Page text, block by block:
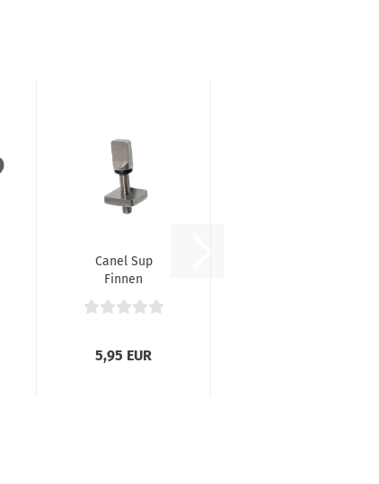
Canel Sup
Finnen
Schraube
5,95 EUR